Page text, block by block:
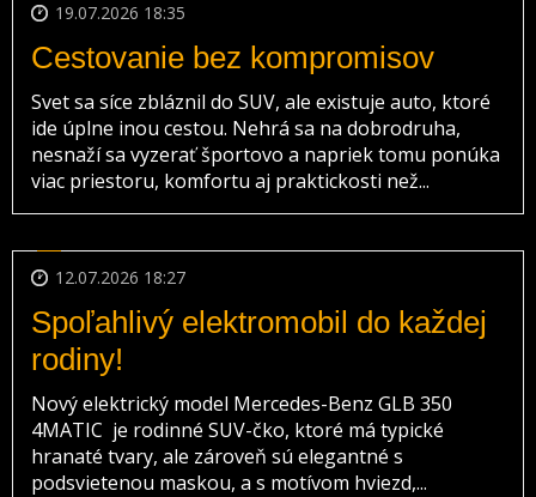
19.07.2026 18:35
Cestovanie bez kompromisov
Svet sa síce zbláznil do SUV, ale existuje auto, ktoré
ide úplne inou cestou. Nehrá sa na dobrodruha,
nesnaží sa vyzerať športovo a napriek tomu ponúka
viac priestoru, komfortu aj praktickosti než...
12.07.2026 18:27
Spoľahlivý elektromobil do každej
rodiny!
Nový elektrický model Mercedes-Benz GLB 350
4MATIC je rodinné SUV-čko, ktoré má typické
hranaté tvary, ale zároveň sú elegantné s
podsvietenou maskou, a s motívom hviezd,...